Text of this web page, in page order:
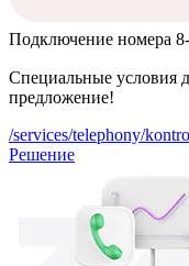
Подключение номера
Специальные условия
предложение!
/services/telephony/
Решение